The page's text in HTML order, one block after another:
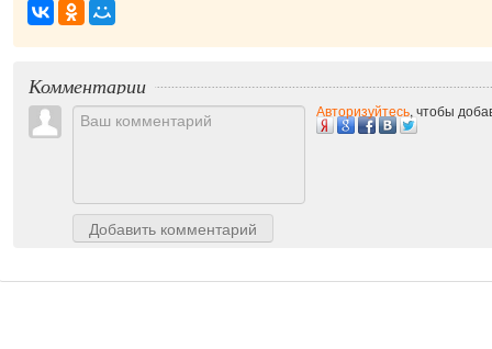
Комментарии
Добавить комментарий
Авторизуйтесь, чтобы